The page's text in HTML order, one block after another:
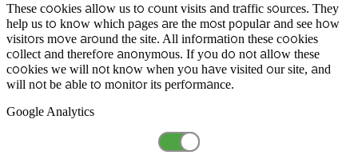
These cookies allow us to count visits and traffic sources. They
help us to know which pages are the most popular and see how
visitors move around the site. All information these cookies
collect and therefore anonymous. If you do not allow these
cookies we will not know when you have visited our site, and
will not be able to monitor its performance.
Google Analytics